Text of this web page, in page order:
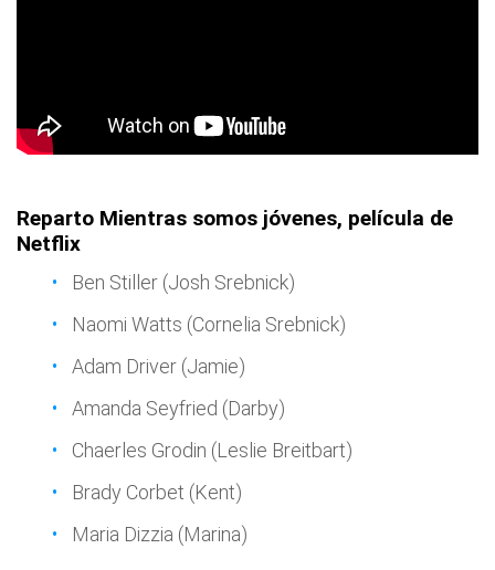
Reparto Mientras somos jóvenes, película de
Netflix
Ben Stiller (Josh Srebnick)
Naomi Watts (Cornelia Srebnick)
Adam Driver (Jamie)
Amanda Seyfried (Darby)
Chaerles Grodin (Leslie Breitbart)
Brady Corbet (Kent)
Maria Dizzia (Marina)